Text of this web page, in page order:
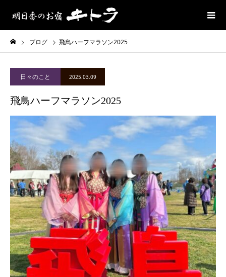
ブログ 飛鳥ハーフマラソン2025
日々のこと 2025.03.09
飛鳥ハーフマラソン2025